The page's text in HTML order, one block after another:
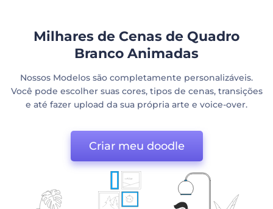
Milhares de Cenas de Quadro
Branco Animadas
Nossos Modelos são completamente personalizáveis.
Você pode escolher suas cores, tipos de cenas, transições
e até fazer upload da sua própria arte e voice-over.
Criar meu doodle